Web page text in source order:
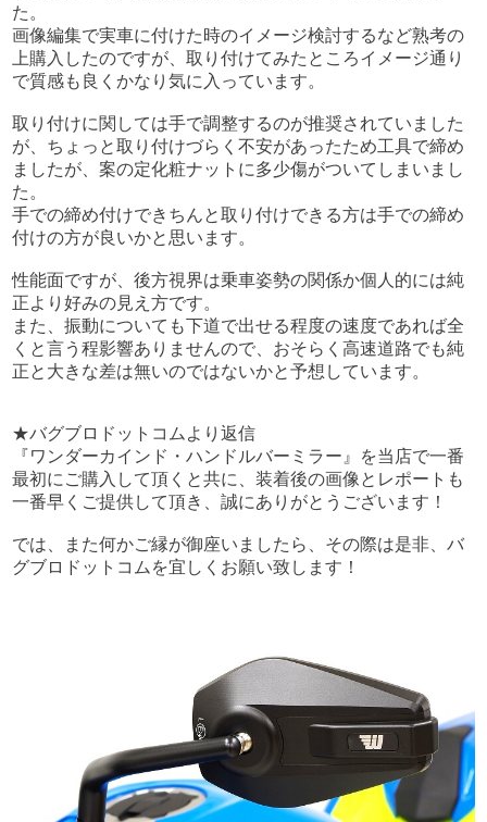
た。
画像編集で実車に付けた時のイメージ検討するなど熟考の
上購入したのですが、取り付けてみたところイメージ通り
で質感も良くかなり気に入っています。
取り付けに関しては手で調整するのが推奨されていました
が、ちょっと取り付けづらく不安があったため工具で締め
ましたが、案の定化粧ナットに多少傷がついてしまいまし
た。
手での締め付けできちんと取り付けできる方は手での締め
付けの方が良いかと思います。
性能面ですが、後方視界は乗車姿勢の関係か個人的には純
正より好みの見え方です。
また、振動についても下道で出せる程度の速度であれば全
くと言う程影響ありませんので、おそらく高速道路でも純
正と大きな差は無いのではないかと予想しています。
★バグブロドットコムより返信
『ワンダーカインド・ハンドルバーミラー』を当店で一番
最初にご購入して頂くと共に、装着後の画像とレポートも
一番早くご提供して頂き、誠にありがとうございます！
では、また何かご縁が御座いましたら、その際は是非、バ
グブロドットコムを宜しくお願い致します！